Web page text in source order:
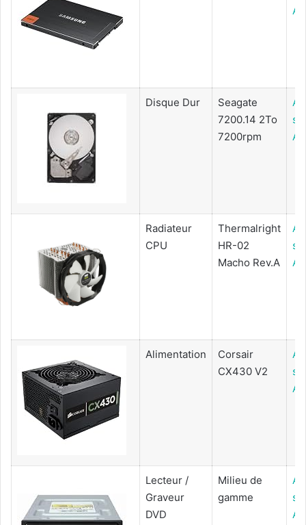
Disque Dur
Seagate
7200.14 2To
7200rpm
Radiateur
CPU
Thermalright
HR-02
Macho Rev.A
Alimentation
Corsair
CX430 V2
Lecteur /
Graveur
DVD
Milieu de
gamme